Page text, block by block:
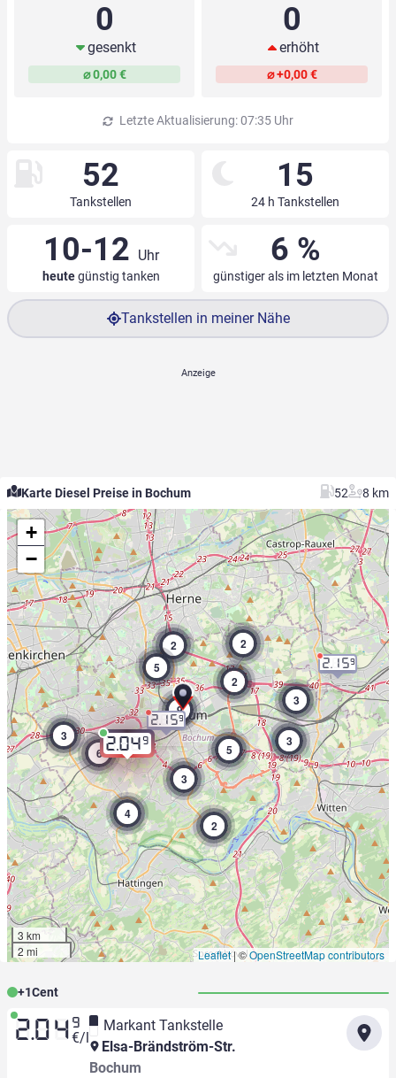
0
gesenkt
⌀ 0,00 €
0
erhöht
⌀ +0,00 €
Letzte Aktualisierung: 07:35 Uhr
52
Tankstellen
15
24 h Tankstellen
10-12 Uhr
heutegünstig tanken
6 %
günstiger als im letzten Monat
Tankstellen in meiner Nähe
Karte Diesel Preise in Bochum 52 8 km
2.049
2.159
2
3
3
2.159
2
3
2
2
5
5
9
3
4
6
+
−
3 km
2 mi
Leaflet|©OpenStreetMap contributors
+1Cent
2.04 9
€/l
Markant Tankstelle
Elsa-Brändström-Str.
Bochum